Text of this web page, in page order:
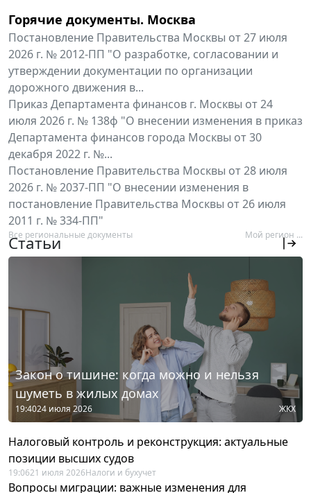
Горячие документы. Москва
Постановление Правительства Москвы от 27 июля
2026 г. № 2012-ПП "О разработке, согласовании и
утверждении документации по организации
дорожного движения в...
Приказ Департамента финансов г. Москвы от 24
июля 2026 г. № 138ф "О внесении изменения в приказ
Департамента финансов города Москвы от 30
декабря 2022 г. №...
Постановление Правительства Москвы от 28 июля
2026 г. № 2037-ПП "О внесении изменения в
постановление Правительства Москвы от 26 июля
2011 г. № 334-ПП"
Все региональные документы Мой регион ...
Статьи
Закон о тишине: когда можно и нельзя
шуметь в жилых домах
19:4024 июля 2026 ЖКХ
Налоговый контроль и реконструкция: актуальные
позиции высших судов
19:0621 июля 2026Налоги и бухучет
Вопросы миграции: важные изменения для